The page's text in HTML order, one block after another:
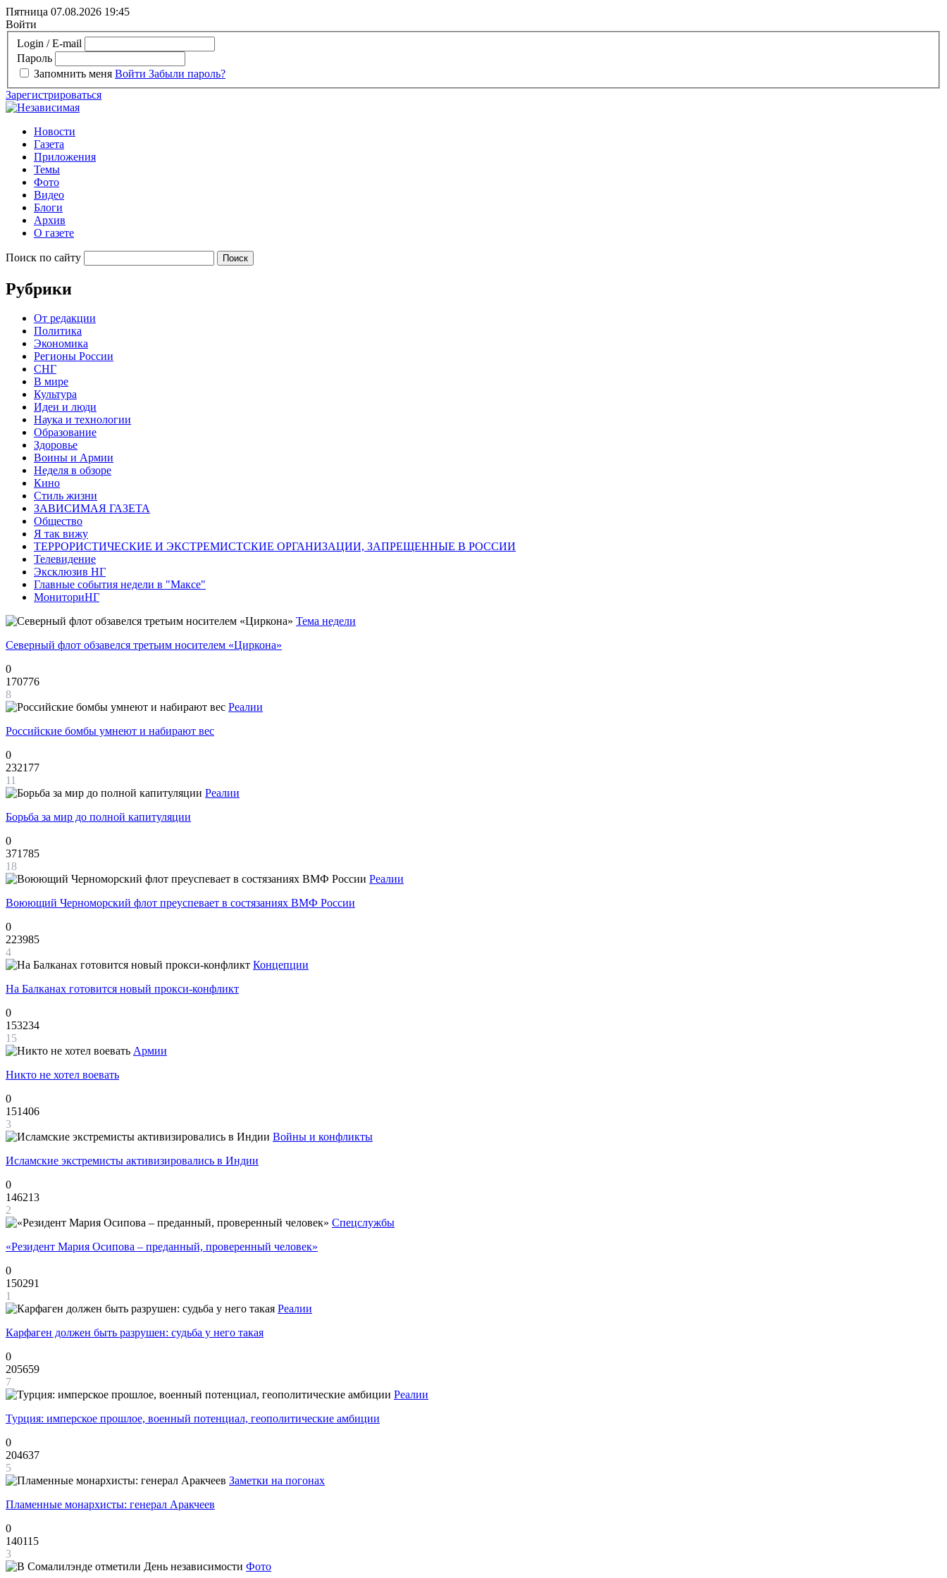
Пятница 07.08.2026 19:45
Войти
Login / E-mail
Пароль
Запомнить меня Войти Забыли пароль?
Зарегистрироваться
Новости
Газета
Приложения
Темы
Фото
Видео
Блоги
Архив
О газете
Поиск по сайту
Рубрики
От редакции
Политика
Экономика
Регионы России
СНГ
В мире
Культура
Идеи и люди
Наука и технологии
Образование
Здоровье
Воины и Армии
Неделя в обзоре
Кино
Стиль жизни
ЗАВИСИМАЯ ГАЗЕТА
Общество
Я так вижу
ТЕРРОРИСТИЧЕСКИЕ И ЭКСТРЕМИСТСКИЕ ОРГАНИЗАЦИИ, ЗАПРЕЩЕННЫЕ В РОССИИ
Телевидение
Эксклюзив НГ
Главные события недели в "Максе"
МониториНГ
Тема недели
Северный флот обзавелся третьим носителем «Циркона»
0
170776
8
Реалии
Российские бомбы умнеют и набирают вес
0
232177
11
Реалии
Борьба за мир до полной капитуляции
0
371785
18
Реалии
Воюющий Черноморский флот преуспевает в состязаниях ВМФ России
0
223985
4
Концепции
На Балканах готовится новый прокси-конфликт
0
153234
15
Армии
Никто не хотел воевать
0
151406
3
Войны и конфликты
Исламские экстремисты активизировались в Индии
0
146213
2
Спецслужбы
«Резидент Мария Осипова – преданный, проверенный человек»
0
150291
1
Реалии
Карфаген должен быть разрушен: судьба у него такая
0
205659
7
Реалии
Турция: имперское прошлое, военный потенциал, геополитические амбиции
0
204637
5
Заметки на погонах
Пламенные монархисты: генерал Аракчеев
0
140115
3
Фото